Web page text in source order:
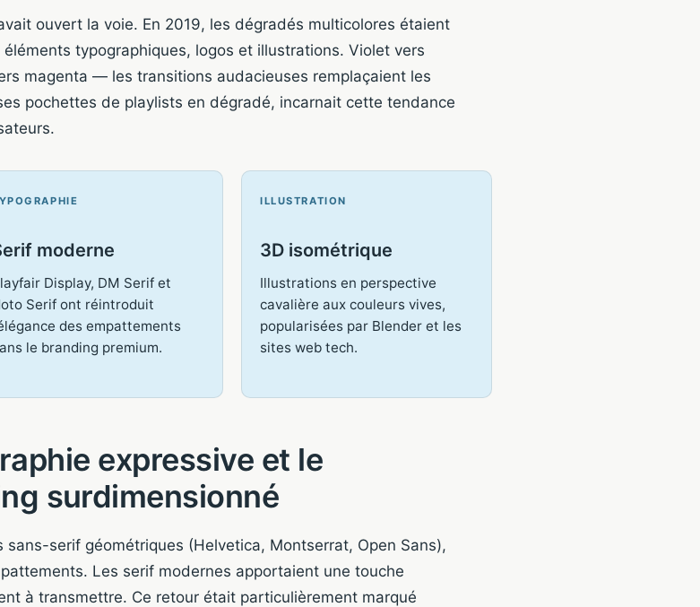
ouvert la voie. En 2019, les dégradés multicolores étaient
typographiques, logos et illustrations. Violet vers
magenta — les transitions audacieuses remplaçaient les
pochettes de playlists en dégradé, incarnait cette tendance
moderne
Display, DM Serif et
Serif ont réintroduit
des empattements
le branding premium.
ILLUSTRATION
3D isométrique
Illustrations en perspective
cavalière aux couleurs vives,
popularisées par Blender et les
sites web tech.
expressive et le
surdimensionné
serif géométriques (Helvetica, Montserrat, Open Sans),
Les serif modernes apportaient une touche
à transmettre. Ce retour était particulièrement marqué